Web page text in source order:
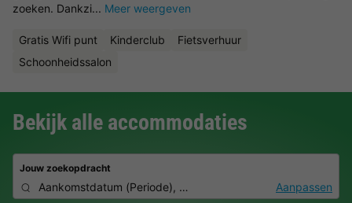
zoeken. Dankzi... Meer weergeven
Gratis Wifi punt Kinderclub
Fietsverhuur
Schoonheidssalon
Bekijk alle accommodaties
Jouw zoekopdracht
Aankomstdatum (Periode), 2 personen, 0 huisdierAanpassen